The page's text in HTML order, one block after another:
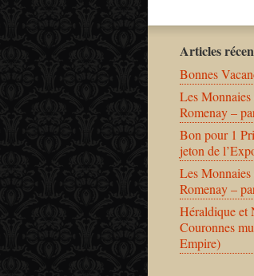
Articles
Bonnes
Les
Romenay –
Bon pour 1
jeton de
Les
Romenay –
Héraldique et
Couronnes
Empire)